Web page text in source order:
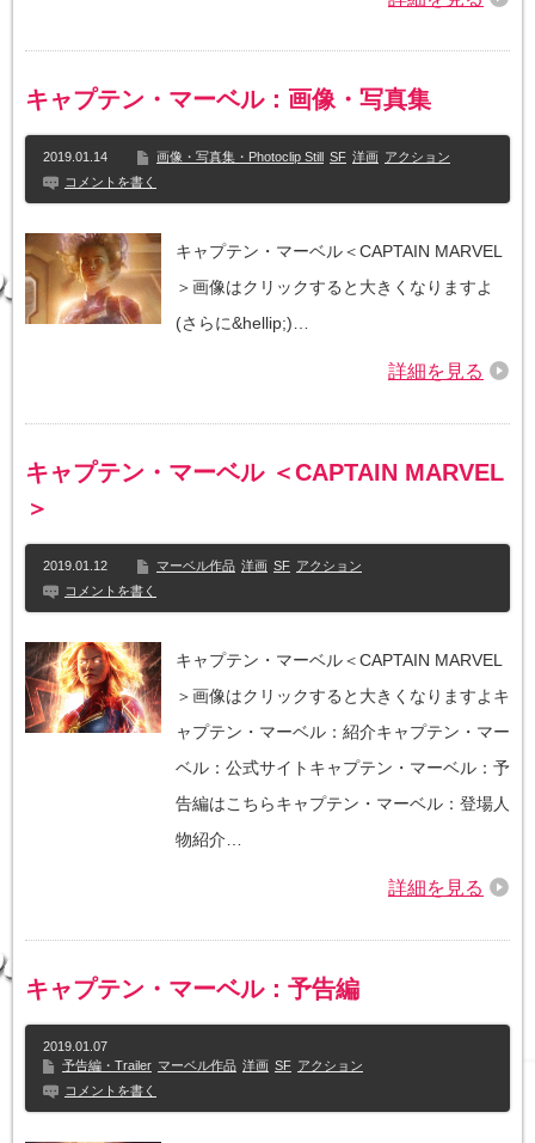
キャプテン・マーベル：画像・写真集
2019.01.14 画像・写真集・Photoclip Still SF 洋画 アクション
コメントを書く
キャプテン・マーベル＜CAPTAIN MARVEL
＞画像はクリックすると大きくなりますよ
(さらに&hellip;)…
詳細を見る
キャプテン・マーベル ＜CAPTAIN MARVEL
＞
2019.01.12 マーベル作品 洋画 SF アクション
コメントを書く
キャプテン・マーベル＜CAPTAIN MARVEL
＞画像はクリックすると大きくなりますよキ
ャプテン・マーベル：紹介キャプテン・マー
ベル：公式サイトキャプテン・マーベル：予
告編はこちらキャプテン・マーベル：登場人
物紹介…
詳細を見る
キャプテン・マーベル：予告編
2019.01.07
予告編・Trailer マーベル作品 洋画 SF アクション
コメントを書く